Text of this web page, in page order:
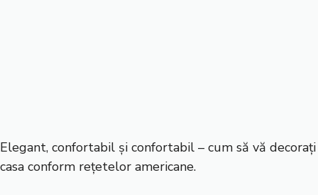
Elegant, confortabil și confortabil – cum să vă decorați
casa conform rețetelor americane.